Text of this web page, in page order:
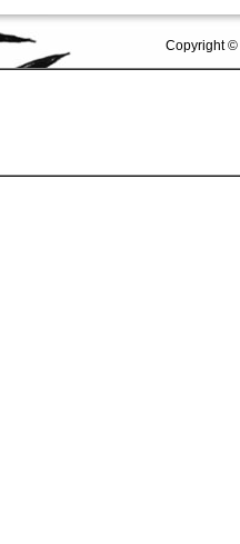
Copyright ©